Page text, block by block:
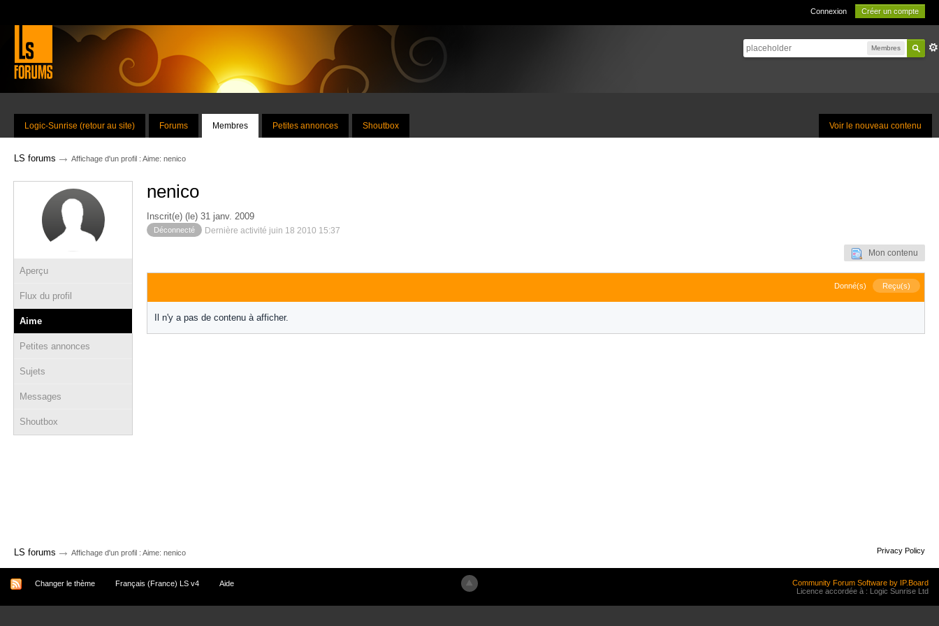
Connexion Créer un compte
Membres
Voir le nouveau contenu
Logic-Sunrise (retour au site) Forums Membres Petites annonces Shoutbox
LS forums → Affichage d'un profil : Aime: nenico
Aperçu
Flux du profil
Aime
Petites annonces
Sujets
Messages
Shoutbox
nenico
Inscrit(e) (le) 31 janv. 2009
Déconnecté Dernière activité juin 18 2010 15:37
Mon contenu
Donné(s) Reçu(s)
Il n'y a pas de contenu à afficher.
LS forums → Affichage d'un profil : Aime: nenico Privacy Policy
Changer le thème Français (France) LS v4 Aide
Community Forum Software by IP.Board
Licence accordée à : Logic Sunrise Ltd